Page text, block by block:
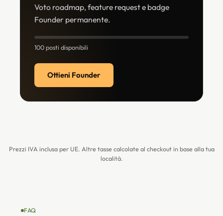
Voto roadmap, feature request e badge
Founder permanente.
100 posti disponibili
Ottieni Founder
Prezzi IVA inclusa per UE. Altre tasse calcolate al checkout in base alla tua
località.
FAQ